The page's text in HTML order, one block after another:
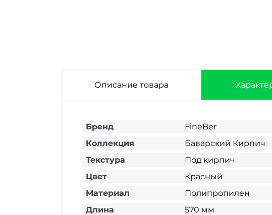
Описание товара
Бренд
FineBer
Коллекция
Баварский Кирпич
Текстура
Под кирпич
Цвет
Красный
Материал
Полипропилен
Длина
570 мм